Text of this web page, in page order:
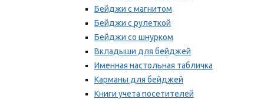
Бейджи с магнитом
Бейджи с рулеткой
Бейджи со шнурком
Вкладыши для бейджей
Именная настольная табличка
Карманы для бейджей
Книги учета посетителей